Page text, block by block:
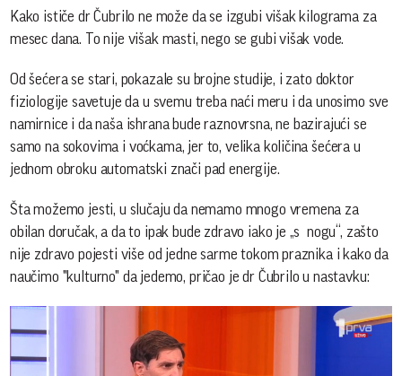
Kako ističe dr Čubrilo ne može da se izgubi višak kilograma za
mesec dana. To nije višak masti, nego se gubi višak vode.
Od šećera se stari, pokazale su brojne studije, i zato doktor
fiziologije savetuje da u svemu treba naći meru i da unosimo sve
namirnice i da naša ishrana bude raznovrsna, ne bazirajući se
samo na sokovima i voćkama, jer to, velika količina šećera u
jednom obroku automatski znači pad energije.
Šta možemo jesti, u slučaju da nemamo mnogo vremena za
obilan doručak, a da to ipak bude zdravo iako je „s nogu“, zašto
nije zdravo pojesti više od jedne sarme tokom praznika i kako da
naučimo "kulturno" da jedemo, pričao je dr Čubrilo u nastavku: